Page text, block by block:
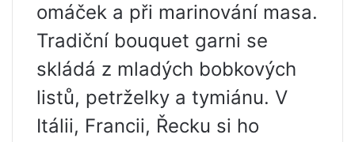
omáček a při marinování masa.
Tradiční bouquet garni se
skládá z mladých bobkových
listů, petrželky a tymiánu. V
Itálii, Francii, Řecku si ho